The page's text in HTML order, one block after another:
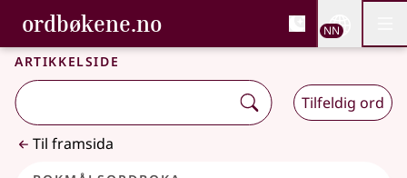
Gå til hovudinnhald
Tilgjenge
ordbøkene.no, Bokmålsordboka og
Bokmålsordboka og Nynorskordboka
NN
Artikkelside
Tilfeldig ord
Til framsida